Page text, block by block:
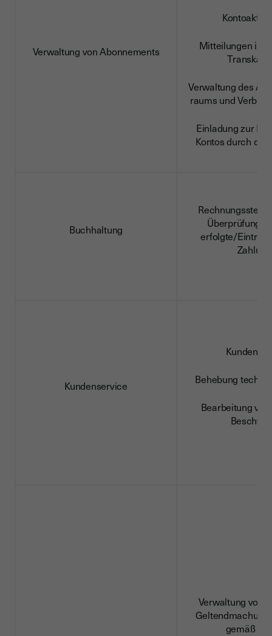
Verwaltung von Abonnements
Mitteilungen im
Verwaltung des
raums und
Einladung zur
Kontos durch
Buchhaltung
Überprüfung,
erfolgte/
Kundenservice
Behebung
Bearbeitung
Verwaltung von
Geltendmachung
gemäß